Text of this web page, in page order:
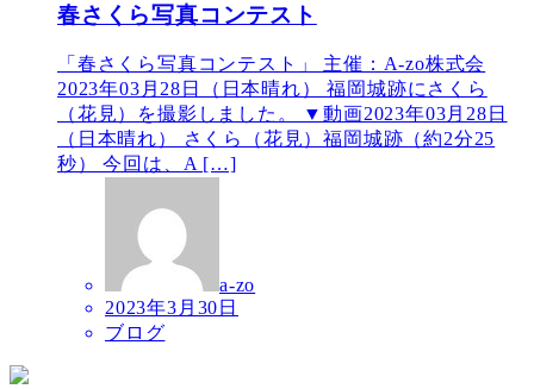
春さくら写真コンテスト
「春さくら写真コンテスト」 主催：A-zo株式会
2023年03月28日（日本晴れ） 福岡城跡にさくら
（花見）を撮影しました。 ▼動画2023年03月28日
（日本晴れ） さくら（花見）福岡城跡（約2分25
秒） 今回は、A […]
a-zo
2023年3月30日
ブログ